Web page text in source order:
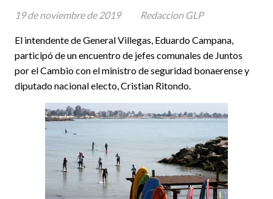
El intendente de General Villegas, Eduardo Campana,
participó de un encuentro de jefes comunales de Juntos
por el Cambio con el ministro de seguridad bonaerense y
diputado nacional electo, Cristian Ritondo.
19 de noviembre de 2019 Redaccion GLP